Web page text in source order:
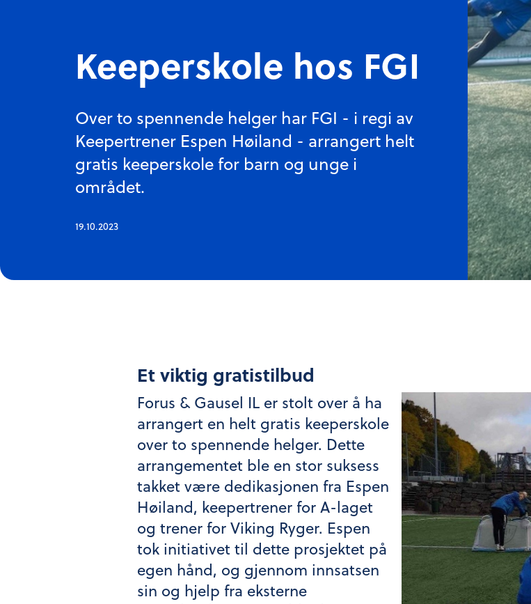
Keeperskole hos FGI
Over to spennende helger har FGI - i regi av
Keepertrener Espen Høiland - arrangert helt
gratis keeperskole for barn og unge i
området.
19.10.2023
Et viktig gratistilbud
Forus & Gausel IL er stolt over å ha
arrangert en helt gratis keeperskole
over to spennende helger. Dette
arrangementet ble en stor suksess
takket være dedikasjonen fra Espen
Høiland, keepertrener for A-laget
og trener for Viking Ryger. Espen
tok initiativet til dette prosjektet på
egen hånd, og gjennom innsatsen
sin og hjelp fra eksterne